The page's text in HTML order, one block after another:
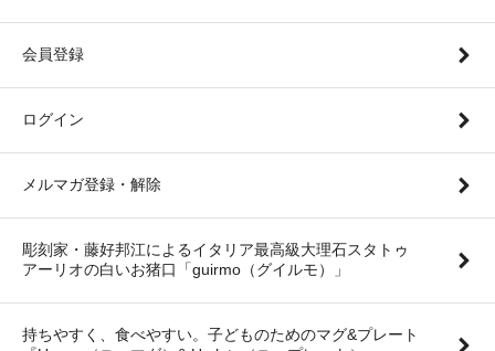
会員登録
ログイン
メルマガ登録・解除
彫刻家・藤好邦江によるイタリア最高級大理石スタトゥ
アーリオの白いお猪口「guirmo（グイルモ）」
持ちやすく、食べやすい。子どものためのマグ&プレート